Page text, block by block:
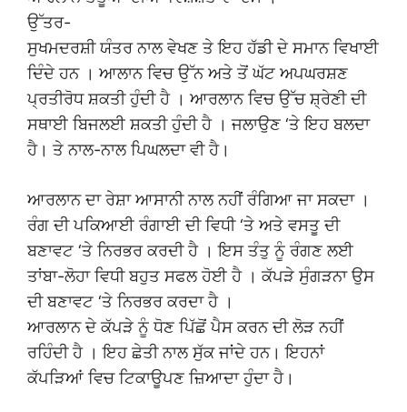
ਉੱਤਰ-
ਸੁਖਮਦਰਸ਼ੀ ਯੰਤਰ ਨਾਲ ਵੇਖਣ ਤੇ ਇਹ ਹੱਡੀ ਦੇ ਸਮਾਨ ਵਿਖਾਈ
ਦਿੰਦੇ ਹਨ । ਆਲਾਨ ਵਿਚ ਉੱਨ ਅਤੇ ਤੋਂ ਘੱਟ ਅਪਘਰਸ਼ਣ
ਪ੍ਰਤੀਰੋਧ ਸ਼ਕਤੀ ਹੁੰਦੀ ਹੈ । ਆਰਲਾਨ ਵਿਚ ਉੱਚ ਸ਼੍ਰੇਣੀ ਦੀ
ਸਥਾਈ ਬਿਜਲਈ ਸ਼ਕਤੀ ਹੁੰਦੀ ਹੈ । ਜਲਾਉਣ ‘ਤੇ ਇਹ ਬਲਦਾ
ਹੈ। ਤੇ ਨਾਲ-ਨਾਲ ਪਿਘਲਦਾ ਵੀ ਹੈ।
ਆਰਲਾਨ ਦਾ ਰੇਸ਼ਾ ਆਸਾਨੀ ਨਾਲ ਨਹੀਂ ਰੰਗਿਆ ਜਾ ਸਕਦਾ ।
ਰੰਗ ਦੀ ਪਕਿਆਈ ਰੰਗਾਈ ਦੀ ਵਿਧੀ ‘ਤੇ ਅਤੇ ਵਸਤੂ ਦੀ
ਬਣਾਵਟ ‘ਤੇ ਨਿਰਭਰ ਕਰਦੀ ਹੈ । ਇਸ ਤੰਤੁ ਨੂੰ ਰੰਗਣ ਲਈ
ਤਾਂਬਾ-ਲੋਹਾ ਵਿਧੀ ਬਹੁਤ ਸਫਲ ਹੋਈ ਹੈ । ਕੱਪੜੇ ਸੁੰਗੜਨਾ ਉਸ
ਦੀ ਬਣਾਵਟ ‘ਤੇ ਨਿਰਭਰ ਕਰਦਾ ਹੈ ।
ਆਰਲਾਨ ਦੇ ਕੱਪੜੇ ਨੂੰ ਧੋਣ ਪਿੱਛੋਂ ਪੈਸ ਕਰਨ ਦੀ ਲੋੜ ਨਹੀਂ
ਰਹਿੰਦੀ ਹੈ । ਇਹ ਛੇਤੀ ਨਾਲ ਸੁੱਕ ਜਾਂਦੇ ਹਨ। ਇਹਨਾਂ
ਕੱਪੜਿਆਂ ਵਿਚ ਟਿਕਾਊਪਣ ਜ਼ਿਆਦਾ ਹੁੰਦਾ ਹੈ।